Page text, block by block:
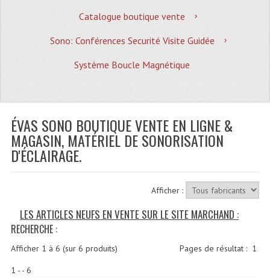
MAGASIN
Quoi De Neuf?
Promotions
Location De Matériel
Le Matériel D´occasion
Recevoir Nos Promotions
Faire Votre Devis
CATÉGORIES
Catalogue boutique vente
Sono: Conférences Securité Visite Guidée
Système Boucle Magnétique
ÉVAS SONO BOUTIQUE VENTE EN LIGNE &
MAGASIN, MATÉRIEL DE SONORISATION
D'ÉCLAIRAGE.
Afficher :
LES ARTICLES NEUFS EN VENTE SUR LE SITE MARCHAND :
RECHERCHE :
Pages de résultat : 1
Afficher 1 à 6 (sur 6 produits)
1 - - 6